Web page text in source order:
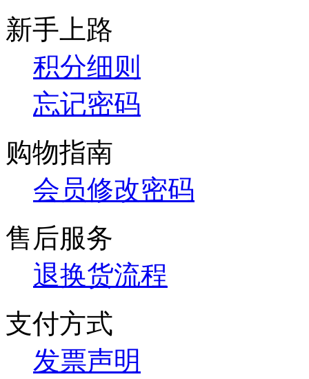
新手上路
积分细则
忘记密码
购物指南
会员修改密码
售后服务
退换货流程
支付方式
发票声明